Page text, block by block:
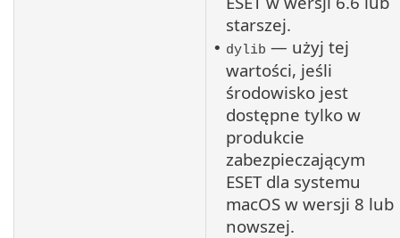
starszej.
• dylib — użyj tej
wartości, jeśli
środowisko jest
dostępne tylko w
produkcie
zabezpieczającym
ESET dla systemu
macOS w wersji 8 lub
nowszej.